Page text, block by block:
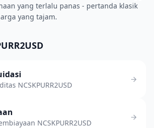
yang terlalu panas - pertanda klasik
yang tajam.
NCSKPURR2USD
NCSKPURR2USD